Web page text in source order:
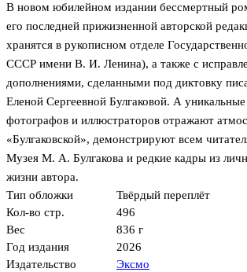
В новом юбилейном издании бессмертный
его последней прижизненной авторской
хранятся в рукописном отделе
СССР имени В. И. Ленина), а также с
дополнениями, сделанными под диктовку
Еленой Сергеевной Булгаковой. А
фотографов и иллюстраторов отражают
«Булгаковской», демонстрируют всем
Музея М. А. Булгакова и редкие кадры из
жизни автора.
Тип обложки
Твёрдый переплёт
Кол-во стр.
496
Вес
836 г
Год издания
2026
Издательство
Эксмо